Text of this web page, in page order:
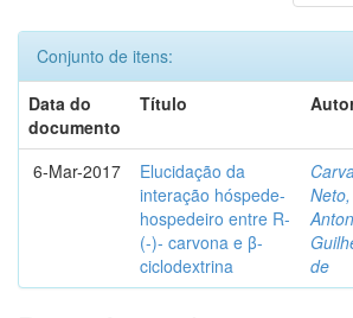
Conjunto de itens:
Data do
documento
Título
6-Mar-2017
Elucidação da
interação hóspede-
hospedeiro entre R-
(-)- carvona e β-
ciclodextrina
Neto,
de